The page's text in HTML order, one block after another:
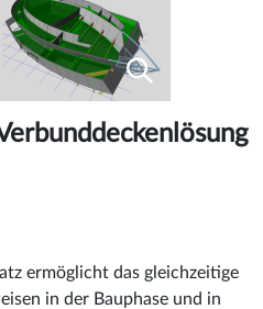
ermöglicht das gleichzeitige
in der Bauphase und in